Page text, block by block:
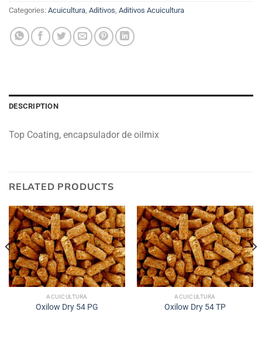
Categories: Acuicultura Aditivos Aditivos Acuicultura
DESCRIPTION
Top Coating, encapsulador de oilmix
RELATED PRODUCTS
ACUICULTURA
Oxilow Dry 54 PG
ACUICULTURA
Oxilow Dry 54 TP